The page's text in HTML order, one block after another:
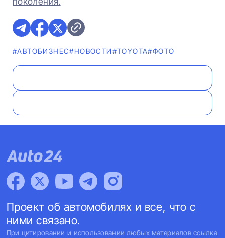
#AВТОБИЗНЕС#НОВОСТИ#TOYOTA#ФОТО
Проект об автомобилях и все, что с
ними связано.
При цитировании и использовании любых материалов ссылка